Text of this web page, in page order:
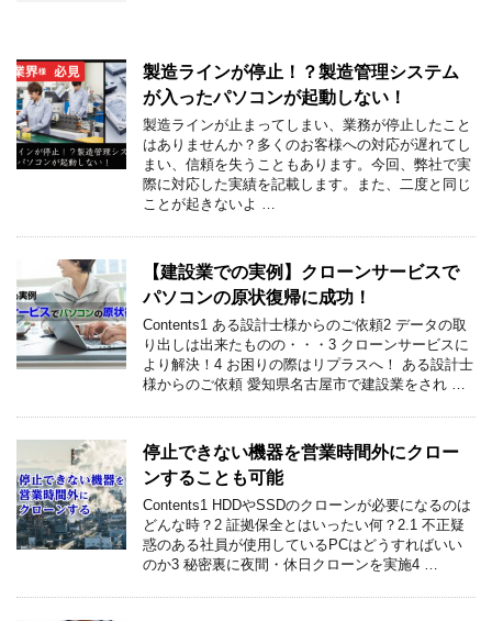
製造ラインが停止！？製造管理システム
が入ったパソコンが起動しない！
製造ラインが止まってしまい、業務が停止したこと
はありませんか？多くのお客様への対応が遅れてし
まい、信頼を失うこともあります。今回、弊社で実
際に対応した実績を記載します。また、二度と同じ
ことが起きないよ …
【建設業での実例】クローンサービスで
パソコンの原状復帰に成功！
Contents1 ある設計士様からのご依頼2 データの取
り出しは出来たものの・・・3 クローンサービスに
より解決！4 お困りの際はリプラスへ！ ある設計士
様からのご依頼 愛知県名古屋市で建設業をされ …
停止できない機器を営業時間外にクロー
ンすることも可能
Contents1 HDDやSSDのクローンが必要になるのは
どんな時？2 証拠保全とはいったい何？2.1 不正疑
惑のある社員が使用しているPCはどうすればいい
のか3 秘密裏に夜間・休日クローンを実施4 …